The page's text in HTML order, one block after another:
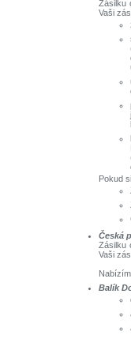
Zásilku
Vaši
Pokud
Česká
Zásilku
Vaši
Balík